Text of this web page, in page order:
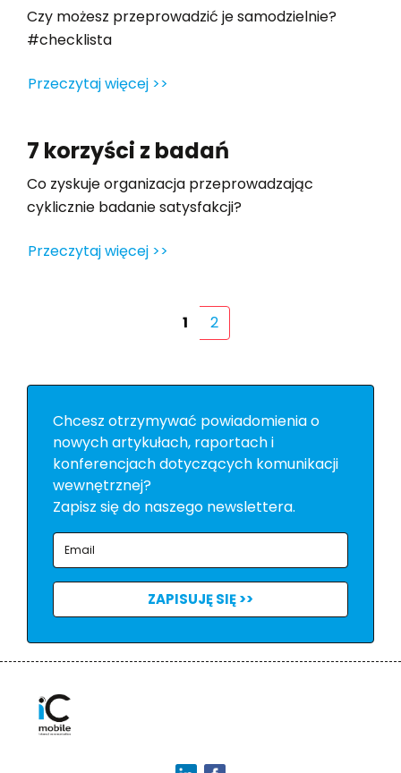
Czy możesz przeprowadzić je samodzielnie?
#checklista
Przeczytaj więcej >>
7 korzyści z badań
Co zyskuje organizacja przeprowadzając
cyklicznie badanie satysfakcji?
Przeczytaj więcej >>
1 2
Chcesz otrzymywać powiadomienia o
nowych artykułach, raportach i
konferencjach dotyczących komunikacji
wewnętrznej?
Zapisz się do naszego newslettera.
ZAPISUJĘ SIĘ >>